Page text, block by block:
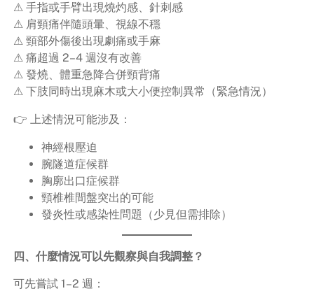
⚠ 手指或手臂出現燒灼感、針刺感
⚠ 肩頸痛伴隨頭暈、視線不穩
⚠ 頸部外傷後出現劇痛或手麻
⚠ 痛超過 2–4 週沒有改善
⚠ 發燒、體重急降合併頸背痛
⚠ 下肢同時出現麻木或大小便控制異常（緊急情況）
👉 上述情況可能涉及：
神經根壓迫
腕隧道症候群
胸廓出口症候群
頸椎椎間盤突出的可能
發炎性或感染性問題（少見但需排除）
四、什麼情況可以先觀察與自我調整？
可先嘗試 1–2 週：